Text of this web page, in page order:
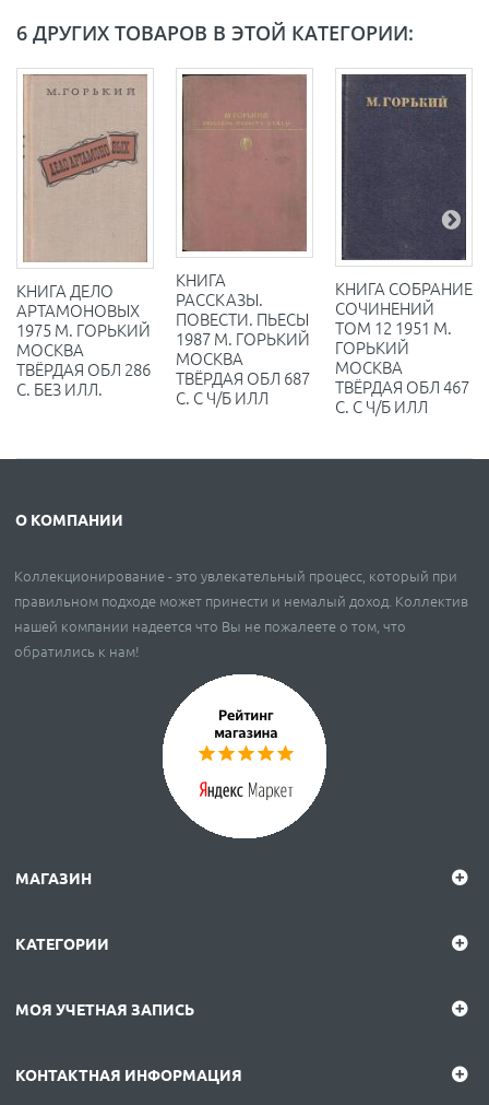
6 ДРУГИХ ТОВАРОВ В ЭТОЙ КАТЕГОРИИ:
КНИГА ДЕЛО
АРТАМОНОВЫХ
1975 М. ГОРЬКИЙ
МОСКВА
ТВЁРДАЯ ОБЛ 286
С. БЕЗ ИЛЛ.
КНИГА
РАССКАЗЫ.
ПОВЕСТИ. ПЬЕСЫ
1987 М. ГОРЬКИЙ
МОСКВА
ТВЁРДАЯ ОБЛ 687
С. С Ч/Б ИЛЛ
КНИГА СОБРАНИЕ
СОЧИНЕНИЙ
ТОМ 12 1951 М.
ГОРЬКИЙ
МОСКВА
ТВЁРДАЯ ОБЛ 467
С. С Ч/Б ИЛЛ
О КОМПАНИИ
Коллекционирование - это увлекательный процесс, который при
правильном подходе может принести и немалый доход. Коллектив
нашей компании надеется что Вы не пожалеете о том, что
обратились к нам!
МАГАЗИН
КАТЕГОРИИ
МОЯ УЧЕТНАЯ ЗАПИСЬ
КОНТАКТНАЯ ИНФОРМАЦИЯ